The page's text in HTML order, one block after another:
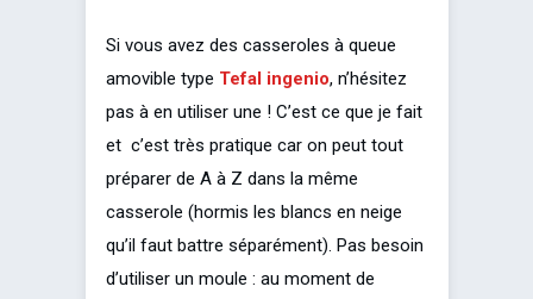
Si vous avez des casseroles à queue
amovible type Tefal ingenio, n’hésitez
pas à en utiliser une ! C’est ce que je fait
et c’est très pratique car on peut tout
préparer de A à Z dans la même
casserole (hormis les blancs en neige
qu’il faut battre séparément). Pas besoin
d’utiliser un moule : au moment de